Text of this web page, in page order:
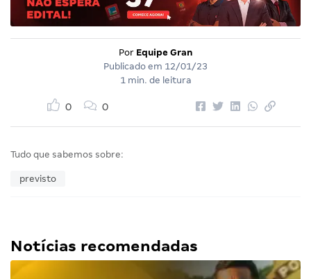
Por Equipe Gran
Publicado em 12/01/23
1 min. de leitura
0 0
Tudo que sabemos sobre:
previsto
Notícias recomendadas